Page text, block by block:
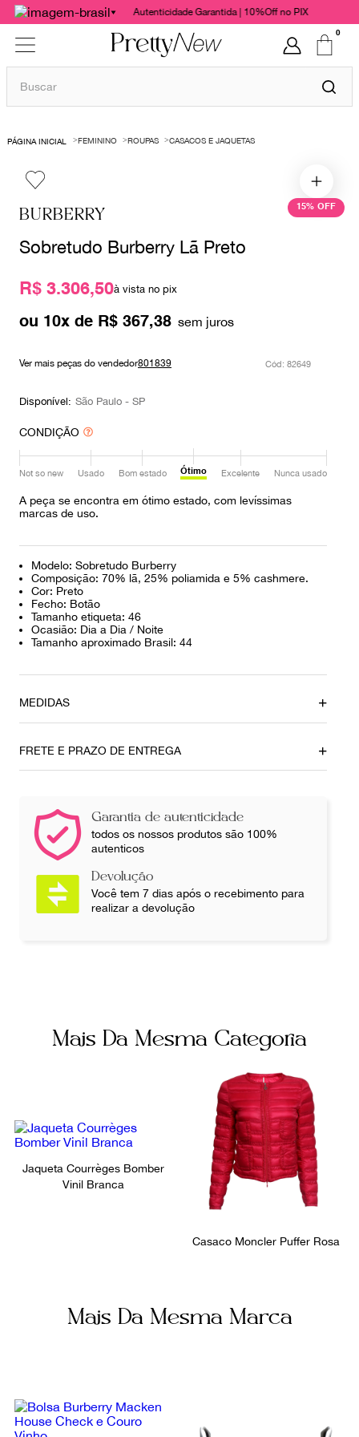
Autenticidade Garantida | 10%Off no PIX
0
Buscar
FEMININO ROUPAS CASACOS E JAQUETAS
15% OFF
BURBERRY
Sobretudo Burberry Lã Preto
R$ 3.306,50à vista no pix
ou 10x de R$ 367,38
Ver mais peças do vendedor801839 : 82649
Disponível: São Paulo - SP
CONDIÇÃO
Not so new Usado Bom estado Ótimo Excelente Nunca usado
A peça se encontra em ótimo estado, com levíssimas
marcas de uso.
Modelo: Sobretudo Burberry
Composição: 70% lã, 25% poliamida e 5% cashmere.
Cor: Preto
Fecho: Botão
Tamanho etiqueta: 46
Ocasião: Dia a Dia / Noite
Tamanho aproximado Brasil: 44
MEDIDAS
82cm
Ainda com dúvidas sobre as medidas? Fale com a nossa
equipe.
FRETE E PRAZO DE ENTREGA
Garantia de autenticidade
todos os nossos produtos são 100%
autenticos
Devolução
Você tem 7 dias após o recebimento para
realizar a devolução
Mais Da Mesma Categoria
Jaqueta Courrèges Bomber
Vinil Branca
Casaco Moncler Puffer Rosa
Mais Da Mesma Marca
1º
bolsas
cris barros
valentino
paula raia
louis vuitton
10º prada